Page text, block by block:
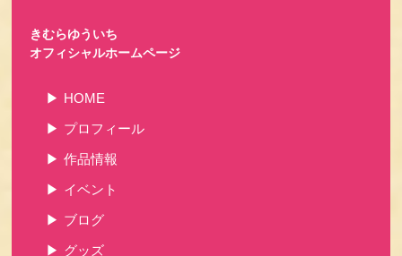
きむらゆういち
オフィシャルホームページ
HOME
プロフィール
作品情報
イベント
ブログ
グッズ